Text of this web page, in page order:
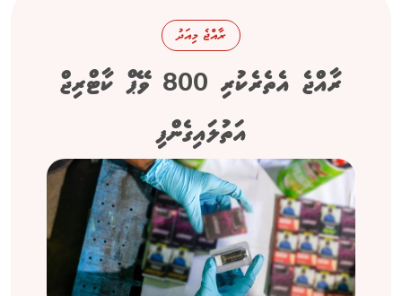
ރާއްޖެ މިއަދު
ރާއްޖެ އެތެރެކުރި 800 ވޭޕް ކާޓްރިޖް
އަތުލައިގެންފި